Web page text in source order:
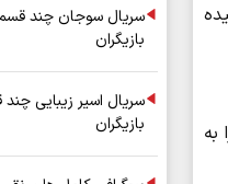
به
سریال سوجان چند
بازیگران
سریال اسیر زیبایی
بازیگران